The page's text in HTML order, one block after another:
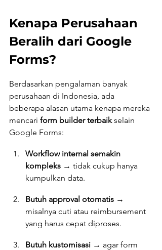
Kenapa Perusahaan
Beralih dari Google
Forms?
Berdasarkan pengalaman banyak
perusahaan di Indonesia, ada
beberapa alasan utama kenapa mereka
mencari form builder terbaik selain
Google Forms:
Workflow internal semakin
kompleks → tidak cukup hanya
kumpulkan data.
Butuh approval otomatis →
misalnya cuti atau reimbursement
yang harus cepat diproses.
Butuh kustomisasi → agar form